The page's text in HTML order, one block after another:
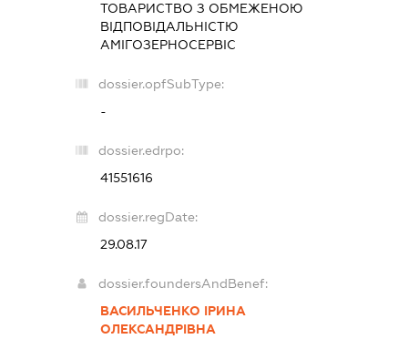
ТОВАРИСТВО З ОБМЕЖЕНОЮ
ВІДПОВІДАЛЬНІСТЮ
АМІГОЗЕРНОСЕРВІС
dossier.opfSubType:
-
dossier.edrpo:
41551616
dossier.regDate:
29.08.17
dossier.foundersAndBenef:
ВАСИЛЬЧЕНКО ІРИНА
ОЛЕКСАНДРІВНА